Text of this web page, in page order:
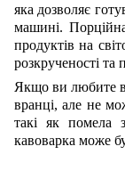
яка дозволяє
машині.
продуктів на
розкрученості та
Якщо ви любите
вранці, але не
такі як помела
кавоварка може